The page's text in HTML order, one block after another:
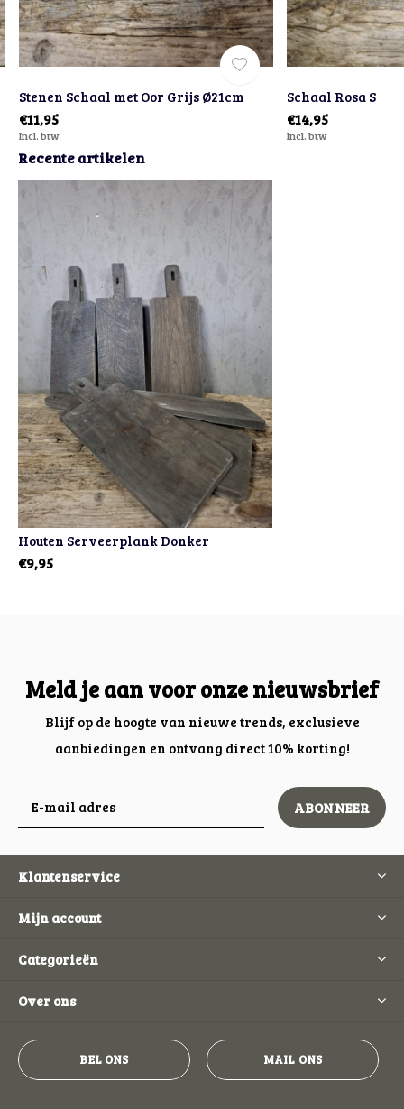
Stenen Schaal met Oor Grijs Ø21cm
€11,95
Incl. btw
Schaal Rosa S
€14,95
Incl. btw
Recente artikelen
Houten Serveerplank Donker
€9,95
Meld je aan voor onze nieuwsbrief
Blijf op de hoogte van nieuwe trends, exclusieve
aanbiedingen en ontvang direct 10% korting!
ABONNEER
Klantenservice
Mijn account
Categorieën
Over ons
BEL ONS MAIL ONS